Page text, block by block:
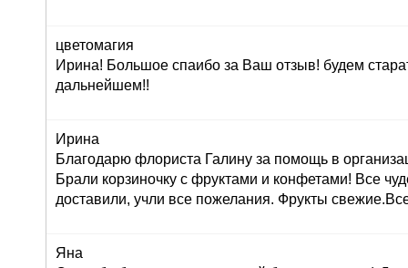
цветомагия
Ирина! Большое спаибо за Ваш отзыв! будем
дальнейшем!!
Ирина
Благодарю флориста Галину за помощь в
Брали корзиночку с фруктами и конфетами! Все
доставили, учли все пожелания. Фрукты
Яна